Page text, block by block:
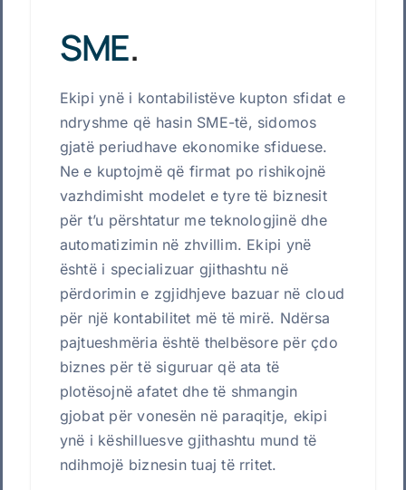
SME.
Ekipi ynë i kontabilistëve kupton sfidat e
ndryshme që hasin SME-të, sidomos
gjatë periudhave ekonomike sfiduese.
Ne e kuptojmë që firmat po rishikojnë
vazhdimisht modelet e tyre të biznesit
për t’u përshtatur me teknologjinë dhe
automatizimin në zhvillim. Ekipi ynë
është i specializuar gjithashtu në
përdorimin e zgjidhjeve bazuar në cloud
për një kontabilitet më të mirë. Ndërsa
pajtueshmëria është thelbësore për çdo
biznes për të siguruar që ata të
plotësojnë afatet dhe të shmangin
gjobat për vonesën në paraqitje, ekipi
ynë i këshilluesve gjithashtu mund të
ndihmojë biznesin tuaj të rritet.